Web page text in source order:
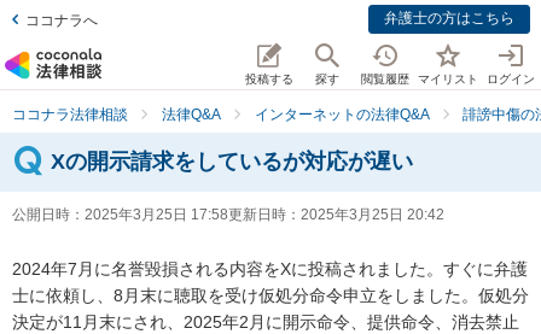
ココナラへ 弁護士の方はこちら
投稿する 探す 閲覧履歴 マイリスト ログイン
ココナラ法律相談 法律Q&A インターネットの法律Q&A 誹謗中傷の
Xの開示請求をしているが対応が遅い
公開日時： 2025年3月25日 17:58更新日時： 2025年3月25日 20:42
2024年7月に名誉毀損される内容をXに投稿されました。すぐに弁護
士に依頼し、8月末に聴取を受け仮処分命令申立をしました。仮処分
決定が11月末にされ、2025年2月に開示命令、提供命令、消去禁止